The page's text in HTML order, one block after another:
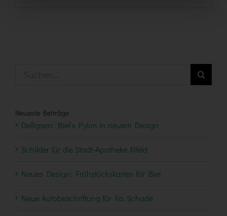
Neueste Beiträge
Delligsen: Biel’s Pylon in neuem Design
Schilder für die Stadt-Apotheke Alfeld
Neues Design: Frühstückskarten für Biel
Neue Autobeschriftung für Fa. Schade